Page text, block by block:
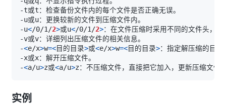
-u</0/1/2>或u</0/1/2>
-<e/x>w=<目的目录>或<e/x>w=<目的目录>
-<a/u>z或<a/u>
实例